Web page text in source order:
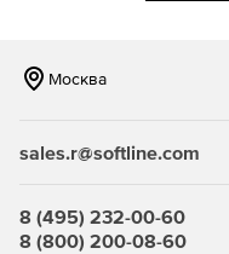
Москва
sales.r@softline.com
8 (495) 232-00-60
8 (800) 200-08-60